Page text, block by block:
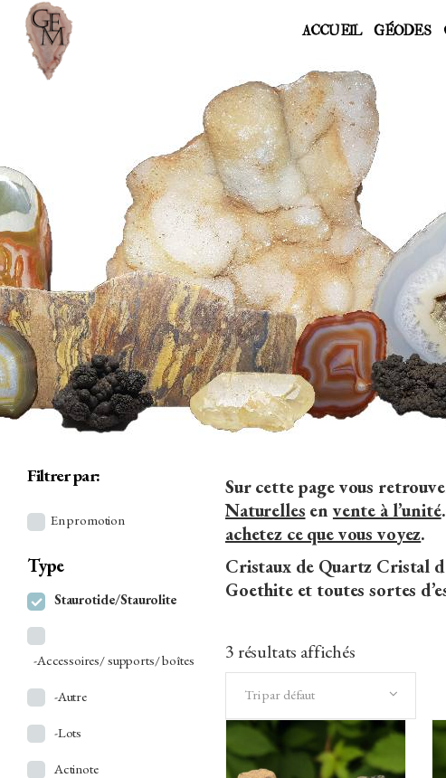
ACCUEIL GÉODES
Sur cette page vous
Naturelles en vente à l’unité
achetez ce que vous voyez.
Cristaux de Quartz Cristal
Goethite et toutes sortes
3 résultats affichés
Tri par défaut
Filtrer par:
En promotion
Type
Staurotide/Staurolite
-Accessoires/ supports/ boîtes
-Autre
-Lots
Actinote